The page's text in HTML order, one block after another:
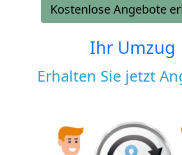
Kostenlose Angebote
Ihr Umzug
Erhalten Sie jetzt